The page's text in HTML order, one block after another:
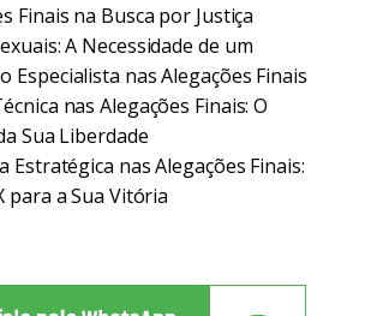
Finais na Busca por Justiça
A Necessidade de um
Especialista nas Alegações Finais
nas Alegações Finais: O
Sua Liberdade
Estratégica nas Alegações Finais:
para a Sua Vitória